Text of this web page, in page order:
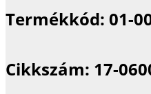
Termékkód: 01-
Cikkszám: 17-